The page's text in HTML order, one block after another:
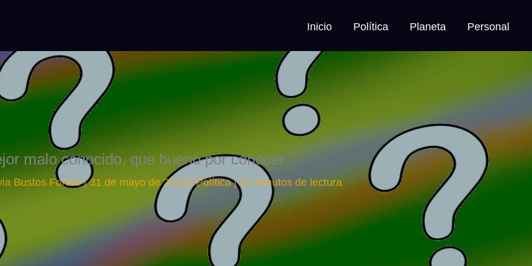
Inicio Política Planeta Personal
malo conocido, que bueno por conocer
Bustos Forero|31 de mayo de 2010 |Política|12 minutos de lectura